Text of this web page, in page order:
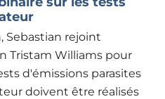
Sebastian rejoint
Tristam Williams pour
d'émissions parasites
doivent être réalisés